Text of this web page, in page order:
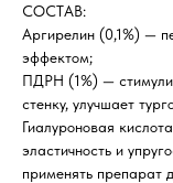
СОСТАВ:
Аргирелин (0,1%) —
эффектом;
ПДРН (1%) —
стенку, улучшает
Гиалуроновая
эластичность и
применять препарат